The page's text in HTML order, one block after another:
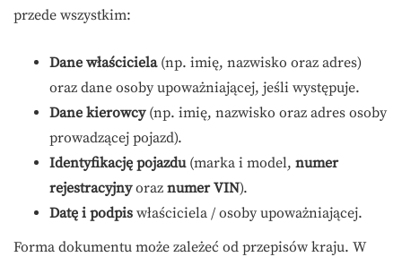
przede wszystkim:
Dane właściciela(np. imię, nazwisko oraz adres)
oraz dane osoby upoważniającej, jeśli występuje.
Dane kierowcy(np. imię, nazwisko oraz adres osoby
prowadzącej pojazd).
Identyfikację pojazdu(marka i model, numer
rejestracyjnyoraz numer VIN).
Datę i podpis właściciela / osoby upoważniającej.
Forma dokumentu może zależeć od przepisów kraju. W